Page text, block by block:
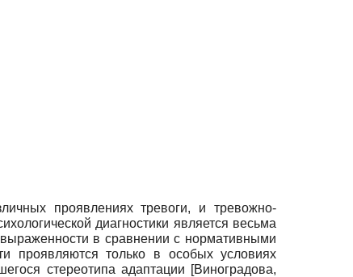
проявлениях тревоги, и тревожно-
диагностики является весьма
в сравнении с нормативными
проявляются только в особых условиях
стереотипа адаптации [Виноградова,